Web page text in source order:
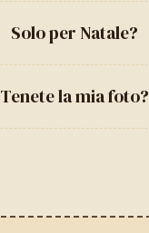
Solo per Natale?
Tenete la mia foto?